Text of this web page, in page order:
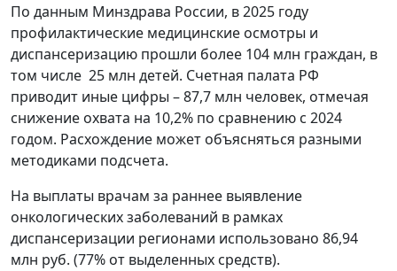
По данным Минздрава России, в 2025 году
профилактические медицинские осмотры и
диспансеризацию прошли более 104 млн граждан, в
том числе 25 млн детей. Счетная палата РФ
приводит иные цифры – 87,7 млн человек, отмечая
снижение охвата на 10,2% по сравнению с 2024
годом. Расхождение может объясняться разными
методиками подсчета.
На выплаты врачам за раннее выявление
онкологических заболеваний в рамках
диспансеризации регионами использовано 86,94
млн руб. (77% от выделенных средств).